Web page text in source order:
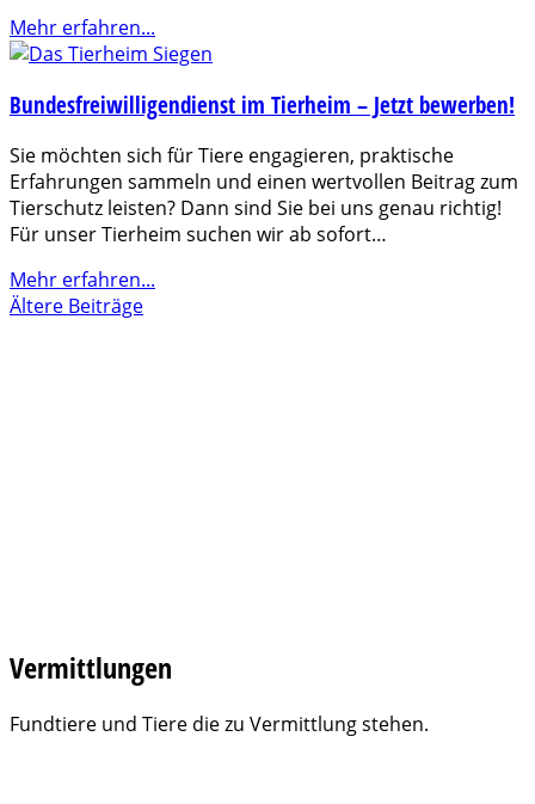
Mehr erfahren...
Bundesfreiwilligendienst im Tierheim – Jetzt bewerben!
Sie möchten sich für Tiere engagieren, praktische
Erfahrungen sammeln und einen wertvollen Beitrag zum
Tierschutz leisten? Dann sind Sie bei uns genau richtig!
Für unser Tierheim suchen wir ab sofort…
Mehr erfahren...
Ältere Beiträge
Vermittlungen
Fundtiere und Tiere die zu Vermittlung stehen.